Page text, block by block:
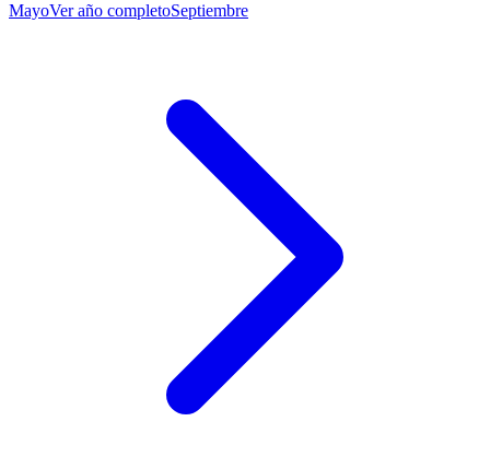
MayoVer año completoSeptiembre